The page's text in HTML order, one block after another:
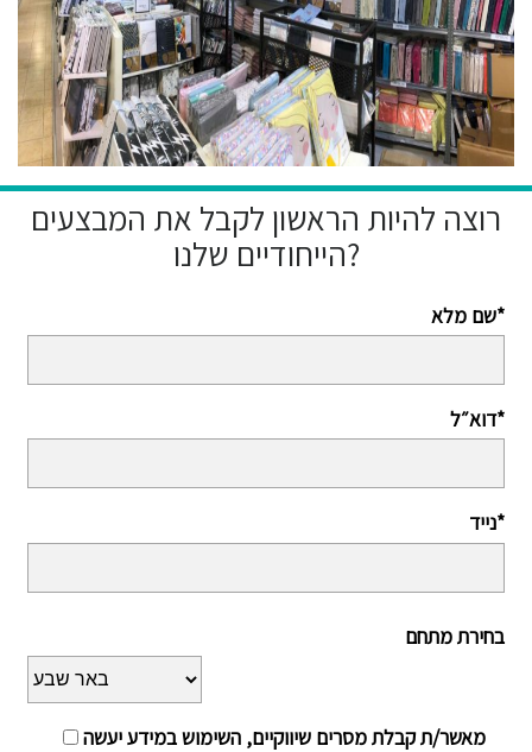
רוצה להיות הראשון לקבל את המבצעים
הייחודיים שלנו?
שם מלא*
דוא״ל*
נייד*
בחירת מתחם
מאשר/ת קבלת מסרים שיווקיים, השימוש במידע יעשה